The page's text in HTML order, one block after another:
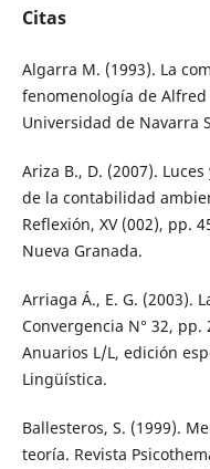
Citas
Algarra M. (1993). La
fenomenología de Alfred
Universidad de Navarra
Ariza B., D. (2007).
de la contabilidad
Reflexión, XV (002), pp.
Nueva Granada.
Arriaga Á., E. G. (2003).
Convergencia N° 32, pp.
Anuarios L/L, edición
Lingüística.
Ballesteros, S. (1999).
teoría. Revista